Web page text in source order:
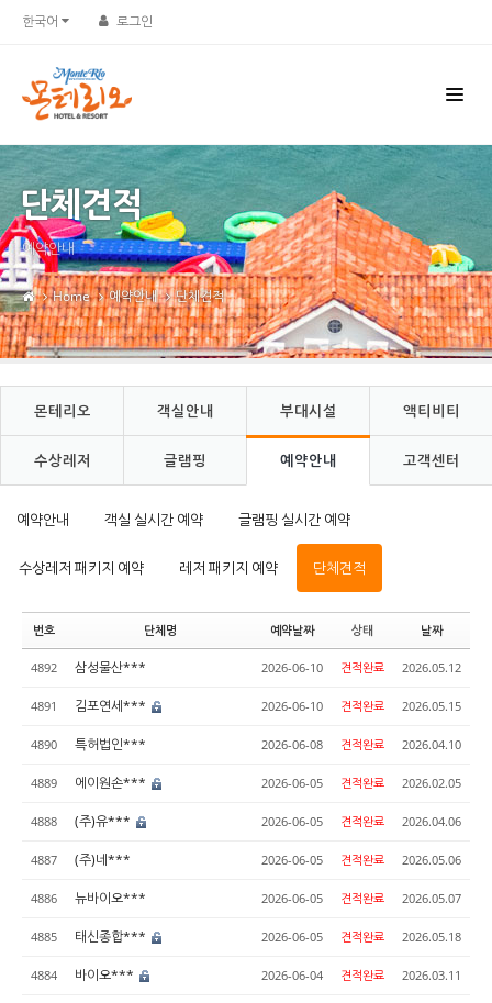
한국어 로그인
단체견적
예약안내
Home 예약안내 단체견적
몬테리오 객실안내 부대시설 액티비티
수상레저 글램핑 예약안내 고객센터
예약안내 객실 실시간 예약 글램핑 실시간 예약
수상레저 패키지 예약 레저 패키지 예약 단체견적
번호 단체명 예약날짜 상태 날짜
4892 삼성물산*** 2026-06-10 견적완료 2026.05.12
4891 김포연세*** 2026-06-10 견적완료 2026.05.15
4890 특허법인*** 2026-06-08 견적완료 2026.04.10
4889 에이원손*** 2026-06-05 견적완료 2026.02.05
4888 (주)유*** 2026-06-05 견적완료 2026.04.06
4887 (주)네*** 2026-06-05 견적완료 2026.05.06
4886 뉴바이오*** 2026-06-05 견적완료 2026.05.07
4885 태신종합*** 2026-06-05 견적완료 2026.05.18
4884 바이오*** 2026-06-04 견적완료 2026.03.11
Sketchbook5, 스케치북5